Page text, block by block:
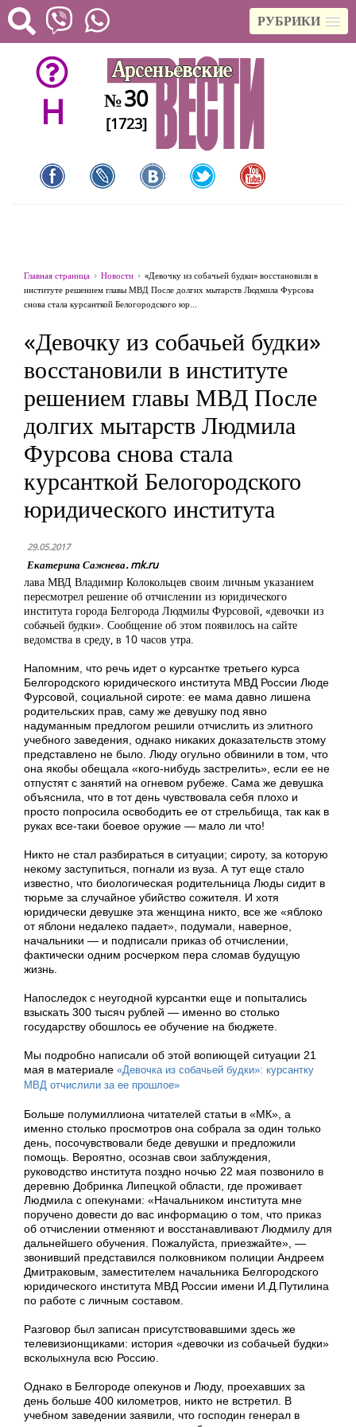
РУБРИКИ
H №30
[1723]
Главная страница Новости
«Девочку из собачьей будки» восстановили в
институте решением главы МВД После долгих мытарств Людмила Фурсова
снова стала курсанткой Белогородского юр...
«Девочку из собачьей будки»
восстановили в институте
решением главы МВД После
долгих мытарств Людмила
Фурсова снова стала
курсанткой Белогородского
юридического института
29.05.2017
Екатерина Сажнева. mk.ru
лава МВД Владимир Колокольцев своим личным указанием
пересмотрел решение об отчислении из юридического
института города Белгорода Людмилы Фурсовой, «девочки из
собачьей будки». Сообщение об этом появилось на сайте
ведомства в среду, в 10 часов утра.
Напомним, что речь идет о курсантке третьего курса
Белгородского юридического института МВД России Люде
Фурсовой, социальной сироте: ее мама давно лишена
родительских прав, саму же девушку под явно
надуманным предлогом решили отчислить из элитного
учебного заведения, однако никаких доказательств этому
представлено не было. Люду огульно обвинили в том, что
она якобы обещала «кого-нибудь застрелить», если ее не
отпустят с занятий на огневом рубеже. Сама же девушка
объяснила, что в тот день чувствовала себя плохо и
просто попросила освободить ее от стрельбища, так как в
руках все-таки боевое оружие — мало ли что!
Никто не стал разбираться в ситуации; сироту, за которую
некому заступиться, погнали из вуза. А тут еще стало
известно, что биологическая родительница Люды сидит в
тюрьме за случайное убийство сожителя. И хотя
юридически девушке эта женщина никто, все же «яблоко
от яблони недалеко падает», подумали, наверное,
начальники — и подписали приказ об отчислении,
фактически одним росчерком пера сломав будущую
жизнь.
Напоследок с неугодной курсантки еще и попытались
взыскать 300 тысяч рублей — именно во столько
государству обошлось ее обучение на бюджете.
Мы подробно написали об этой вопиющей ситуации 21
мая в материале «Девочка из собачьей будки»: курсантку
МВД отчислили за ее прошлое»
Больше полумиллиона читателей статьи в «МК», а
именно столько просмотров она собрала за один только
день, посочувствовали беде девушки и предложили
помощь. Вероятно, осознав свои заблуждения,
руководство института поздно ночью 22 мая позвонило в
деревню Добринка Липецкой области, где проживает
Людмила с опекунами: «Начальником института мне
поручено довести до вас информацию о том, что приказ
об отчислении отменяют и восстанавливают Людмилу для
дальнейшего обучения. Пожалуйста, приезжайте», —
звонивший представился полковником полиции Андреем
Дмитраковым, заместителем начальника Белгородского
юридического института МВД России имени И.Д.Путилина
по работе с личным составом.
Разговор был записан присутствовавшими здесь же
телевизионщиками: история «девочки из собачьей будки»
всколыхнула всю Россию.
Однако в Белгороде опекунов и Люду, проехавших за
день больше 400 километров, никто не встретил. В
учебном заведении заявили, что господин генерал в